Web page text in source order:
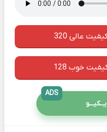
عالی 320
خوب 128
ADS